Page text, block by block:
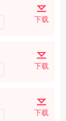
下载
下载
下载